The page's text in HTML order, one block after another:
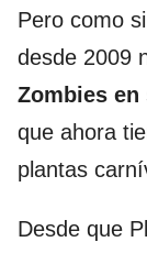
Pero como
desde 2009
Zombies
que ahora
plantas
Desde que